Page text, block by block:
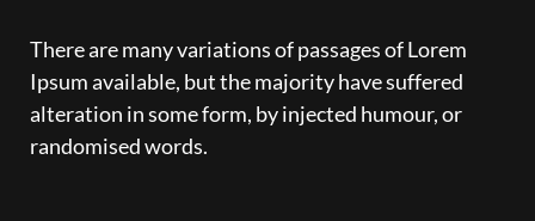
There are many variations of passages of Lorem
Ipsum available, but the majority have suffered
alteration in some form, by injected humour, or
randomised words.